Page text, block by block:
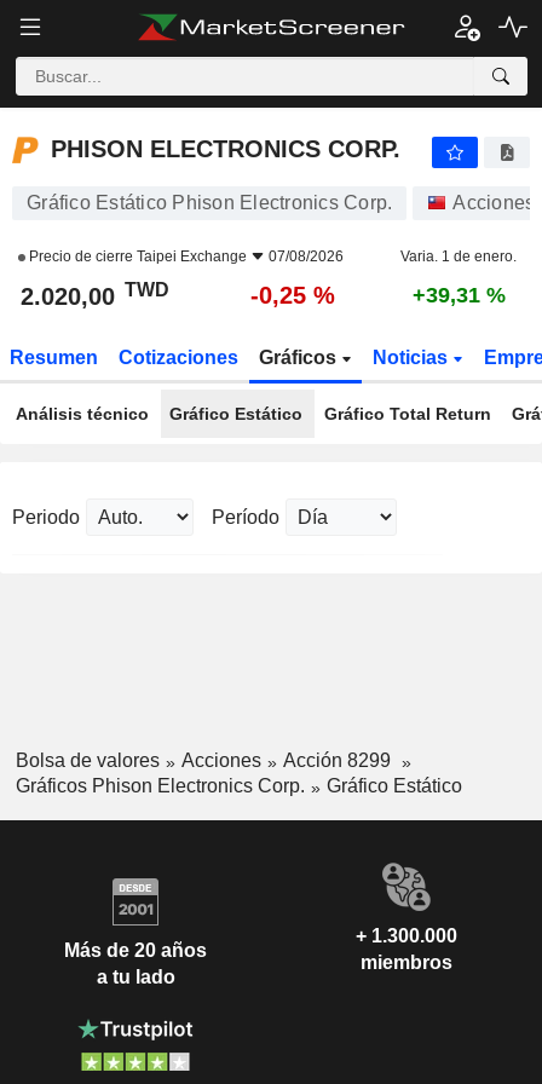
PHISON ELECTRONICS CORP.
Gráfico Estático Phison Electronics Corp. Acciones
Precio de cierre Taipei Exchange 07/08/2026 Varia. 1 de enero.
2.020,00 TWD -0,25 % +39,31 %
Resumen Cotizaciones Gráficos Noticias
Análisis técnico Gráfico Estático Gráfico Total Return
Periodo Período
Bolsa de valores Acciones
Acción 8299
Gráficos Phison Electronics Corp.
Gráfico Estático
Más de 20 años
a tu lado
+ 1.300.000
miembros